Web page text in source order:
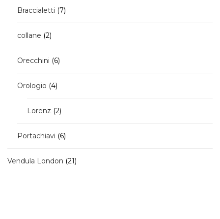
Braccialetti 77
collane 22
Orecchini
66
Orologio 44
Lorenz 22
Portachiavi
66
Vendula London 2121